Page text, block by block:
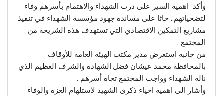
وأكد اهمية السير على درب الشهداء والاهتمام بأسرهم وفاء
لتضحياتهم.. حاثا على مساندة جهود مؤسسة الشهداء في تنفيذ
مشاريع التمكين الاقتصادي التي تستهدف هذه الشريحة من
المجتمع .
من جانبه استعرض مدير مكتب الهيئة العامة للأوقاف
بالمحافظة محمد عيشان فضل الشهادة والشرف العظيم الذي
ناله الشهداء وواجب المجتمع تجاه أسرهم .
وأشار الى اهمية احياء ذكرى الشهيد لاستلهام العزة والوفاء